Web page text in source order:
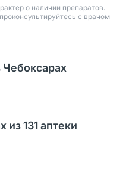
о наличии препаратов.
с врачом
Чебоксарах
131 аптеки